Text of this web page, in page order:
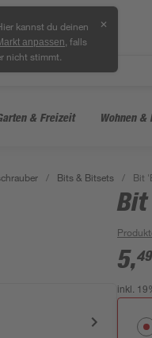
kannst du deinen
anpassen , falls
nicht stimmt.
✕
& Freizeit Wohnen &
/ Bits & Bitsets / Bit
Bit
5,49
inkl.